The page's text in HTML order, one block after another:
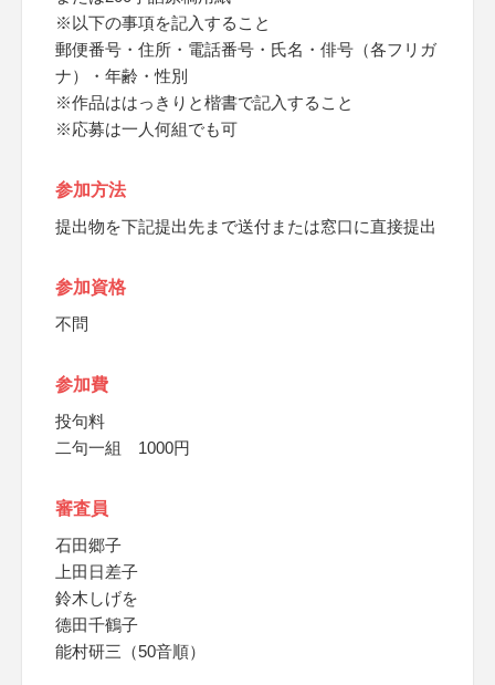
※以下の事項を記入すること
郵便番号・住所・電話番号・氏名・俳号（各フリガ
ナ）・年齢・性別
※作品ははっきりと楷書で記入すること
※応募は一人何組でも可
参加方法
提出物を下記提出先まで送付または窓口に直接提出
参加資格
不問
参加費
投句料
二句一組 1000円
審査員
石田郷子
上田日差子
鈴木しげを
德田千鶴子
能村研三（50音順）